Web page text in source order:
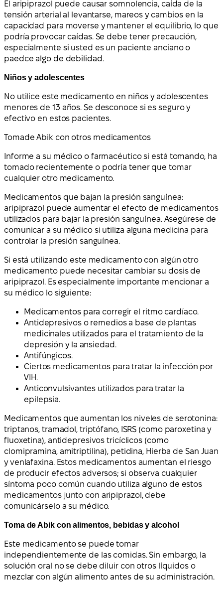
El aripiprazol puede causar somnolencia, caída de la
tensión arterial al levantarse, mareos y cambios en la
capacidad para moverse y mantener el equilibrio, lo que
podría provocar caídas. Se debe tener precaución,
especialmente si usted es un paciente anciano o
paedce algo de debilidad.
Niños y adolescentes
No utilice este medicamento en niños y adolescentes
menores de 13 años. Se desconoce si es seguro y
efectivo en estos pacientes.
Tomade Abik con otros medicamentos
Informe a su médico o farmacéutico si está tomando, ha
tomado recientemente o podría tener que tomar
cualquier otro medicamento.
Medicamentos que bajan la presión sanguínea:
aripiprazol puede aumentar el efecto de medicamentos
utilizados para bajar la presión sanguínea. Asegúrese de
comunicar a su médico si utiliza alguna medicina para
controlar la presión sanguínea.
Si está utilizando este medicamento con algún otro
medicamento puede necesitar cambiar su dosis de
aripiprazol. Es especialmente importante mencionar a
su médico lo siguiente:
Medicamentos para corregir el ritmo cardíaco.
Antidepresivos o remedios a base de plantas
medicinales utilizados para el tratamiento de la
depresión y la ansiedad.
Antifúngicos.
Ciertos medicamentos para tratar la infección por
VIH.
Anticonvulsivantes utilizados para tratar la
epilepsia.
Medicamentos que aumentan los niveles de serotonina:
triptanos, tramadol, triptófano, ISRS (como paroxetina y
fluoxetina), antidepresivos tricíclicos (como
clomipramina, amitriptilina), petidina, Hierba de San Juan
y venlafaxina. Estos medicamentos aumentan el riesgo
de producir efectos adversos; si observa cualquier
síntoma poco común cuando utiliza alguno de estos
medicamentos junto con aripiprazol, debe
comunicárselo a su médico.
Toma de Abik con alimentos, bebidas y alcohol
Este medicamento se puede tomar
independientemente de las comidas. Sin embargo, la
solución oral no se debe diluir con otros líquidos o
mezclar con algún alimento antes de su administración.